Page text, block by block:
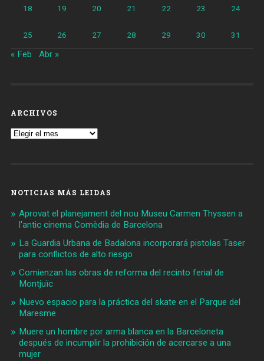
18 19 20 21 22 23 24
25 26 27 28 29 30 31
« Feb Abr »
ARCHIVOS
Archivos
NOTICIAS MÁS LEIDAS
Aprovat el planejament del nou Museu Carmen Thyssen a
l'antic cinema Comèdia de Barcelona
La Guardia Urbana de Badalona incorporará pistolas Taser
para conflictos de alto riesgo
Comienzan las obras de reforma del recinto ferial de
Montjuïc
Nuevo espacio para la práctica del skate en el Parque del
Maresme
Muere un hombre por arma blanca en la Barceloneta
después de incumplir la prohibición de acercarse a una
mujer